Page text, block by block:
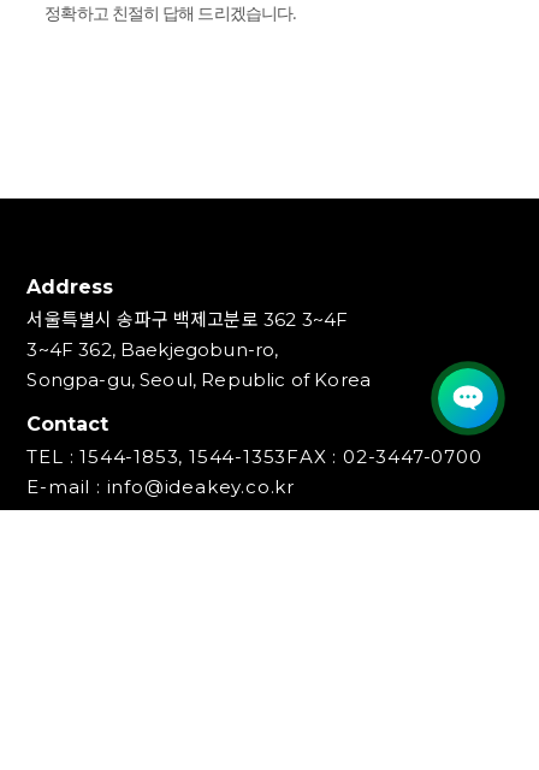
정확하고 친절히 답해 드리겠습니다.
Address
서울특별시 송파구 백제고분로 362 3~4F
3~4F 362, Baekjegobun-ro,
Songpa-gu, Seoul, Republic of Korea
Contact
TEL : 1544-1853, 1544-1353FAX : 02-3447-0700
E-mail : info@ideakey.co.kr